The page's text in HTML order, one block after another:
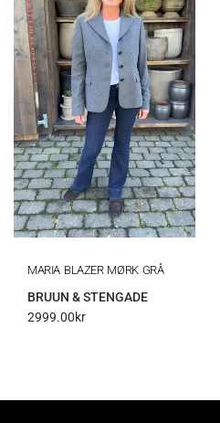
MARIA BLAZER MØRK GRÅ
BRUUN & STENGADE
2999.00kr